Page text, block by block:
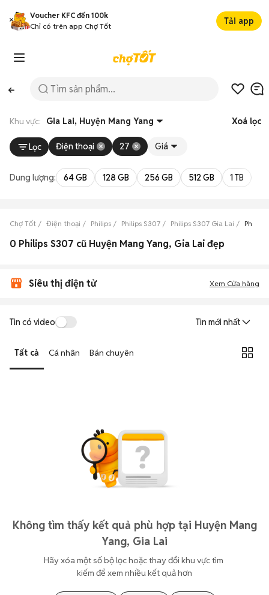
Voucher KFC đến 100k
Chỉ có trên app Chợ Tốt
Tải app
Khu vực: Gia Lai, Huyện Mang Yang Xoá lọc
Lọc Điện thoại 27 Giá
Dung lượng: 64 GB 128 GB 256 GB 512 GB 1 TB
Chợ Tốt Điện thoại Philips Philips S307 Philips S307 Gia Lai Philips
0 Philips S307 cũ Huyện Mang Yang, Gia Lai đẹp
Siêu thị điện tử Xem Cửa hàng
Tin có video Tin mới nhất
Tất cả Cá nhân Bán chuyên
Không tìm thấy kết quả phù hợp tại Huyện Mang
Yang, Gia Lai
Hãy xóa một số bộ lọc hoặc thay đổi khu vực tìm
kiếm để xem nhiều kết quả hơn